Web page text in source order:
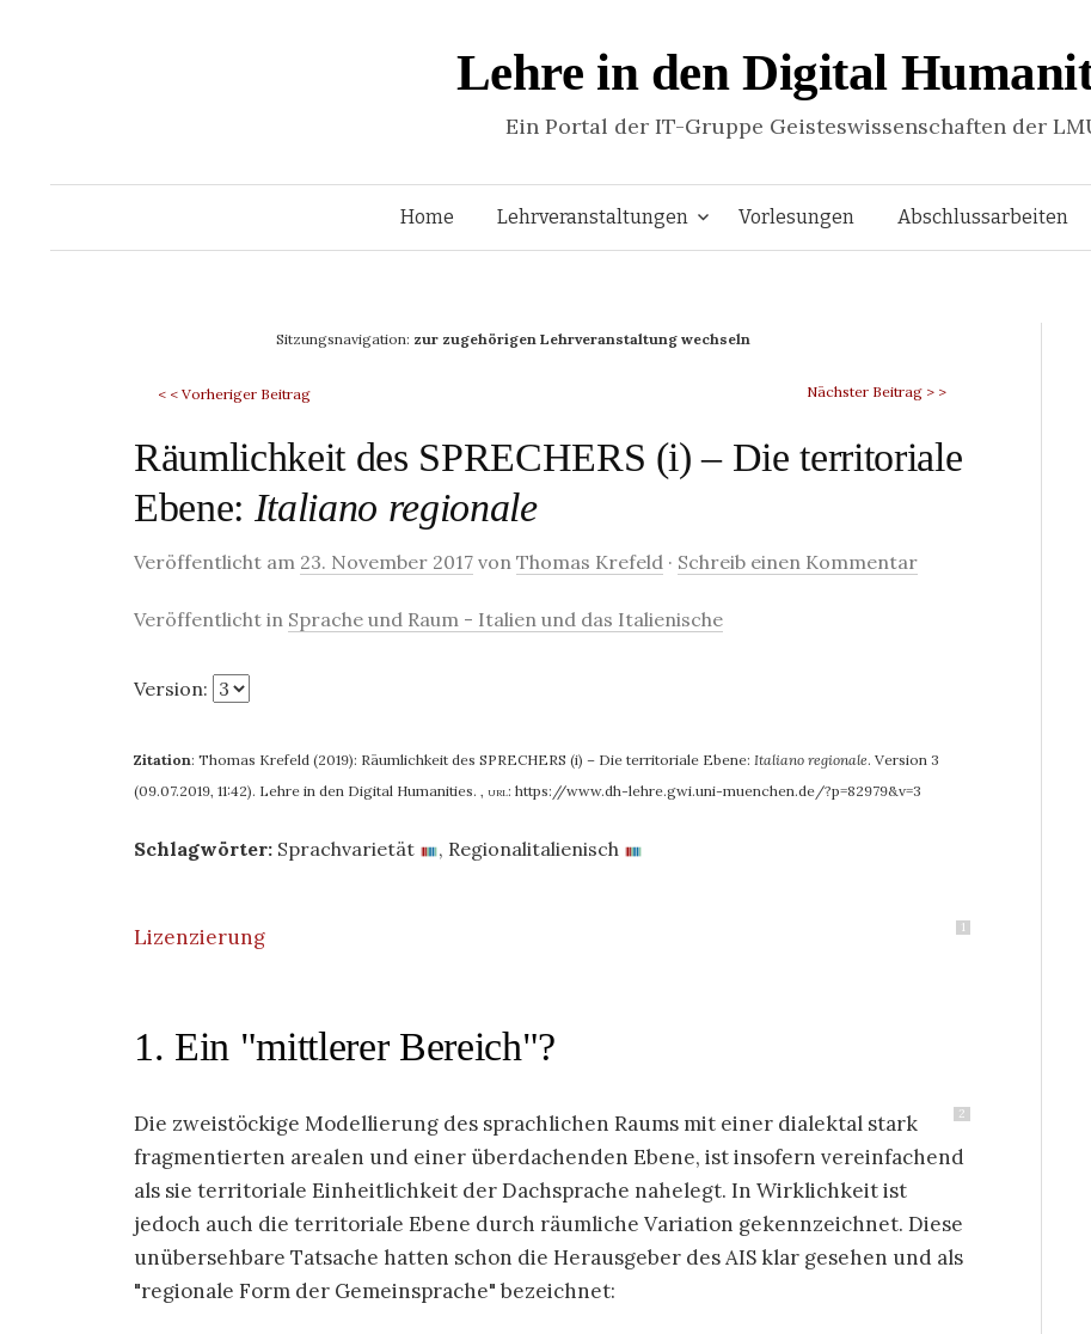
Lehre in den Digital
Ein Portal der IT-Gruppe Geisteswissenschaften der
Springe
Home Lehrveranstaltungen Vorlesungen Abschlussarbeiten
Sitzungsnavigation: zur zugehörigen Lehrveranstaltung wechseln
< < Vorheriger Beitrag Nächster Beitrag > >
Räumlichkeit des SPRECHERS (i) – Die territoriale
Ebene: Italiano regionale
Veröffentlicht am 23. November 2017 von Thomas Krefeld · Schreib einen Kommentar
Veröffentlicht in Sprache und Raum - Italien und das Italienische
Version:
Zitation: Thomas Krefeld (2019): Räumlichkeit des SPRECHERS (i) – Die territoriale Ebene: Italiano regionale. Version 3
(09.07.2019, 11:42). Lehre in den Digital Humanities. , url: https://www.dh-lehre.gwi.uni-muenchen.de/?p=82979&v=3
Schlagwörter: Sprachvarietät , Regionalitalienisch
1
Lizenzierung
1. Ein "mittlerer Bereich"?
2
Die zweistöckige Modellierung des sprachlichen Raums mit einer dialektal stark
fragmentierten arealen und einer überdachenden Ebene, ist insofern vereinfachend
als sie territoriale Einheitlichkeit der Dachsprache nahelegt. In Wirklichkeit ist
jedoch auch die territoriale Ebene durch räumliche Variation gekennzeichnet. Diese
unübersehbare Tatsache hatten schon die Herausgeber des AIS klar gesehen und als
"regionale Form der Gemeinsprache" bezeichnet: